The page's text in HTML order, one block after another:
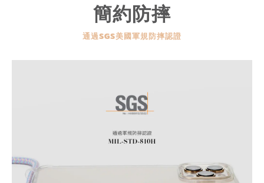
簡約防摔
通過SGS美國軍規防摔認證